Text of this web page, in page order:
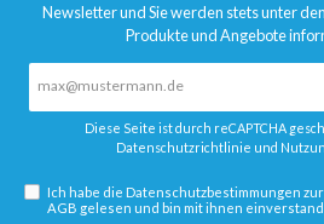
Newsletter und Sie werden stets unter
Produkte und Angebote
Adresse*
Diese Seite ist durch reCAPTCHA
Datenschutzrichtlinie und
Ich habe dieDatenschutzbestimmungen
AGB gelesen und bin mit ihnen